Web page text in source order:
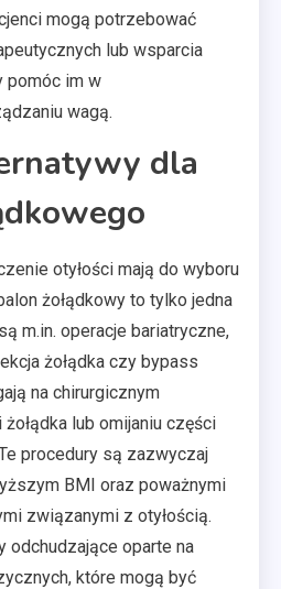
mogą potrzebować
lub wsparcia
pomóc im w
wagą.
dla
otyłości mają do wyboru
żołądkowy to tylko jedna
m.in. operacje bariatryczne,
żołądka czy bypass
na chirurgicznym
lub omijaniu części
procedury są zazwyczaj
BMI oraz poważnymi
związanymi z otyłością.
odchudzające oparte na
które mogą być